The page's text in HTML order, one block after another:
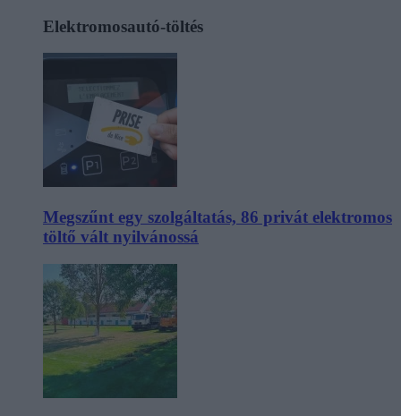
Elektromosautó-töltés
Megszűnt egy szolgáltatás, 86 privát elektromos
töltő vált nyilvánossá